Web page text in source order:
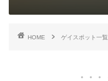
HOME ゲイスポット一覧